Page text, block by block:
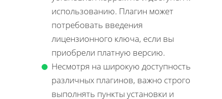
использованию. Плагин может
потребовать введения
лицензионного ключа, если вы
приобрели платную версию.
Несмотря на широкую доступность
различных плагинов, важно строго
выполнять пункты установки и